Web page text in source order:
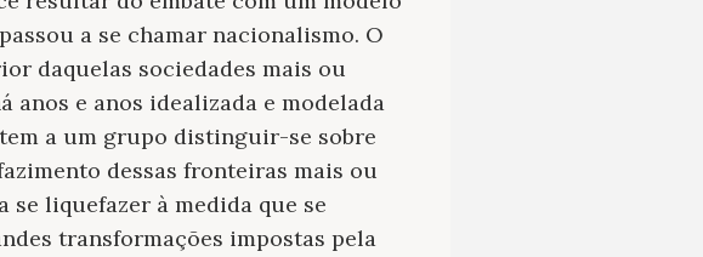
a se chamar nacionalismo. O
daquelas sociedades mais ou
e anos idealizada e modelada
a um grupo distinguir-se sobre
dessas fronteiras mais ou
liquefazer à medida que se
transformações impostas pela